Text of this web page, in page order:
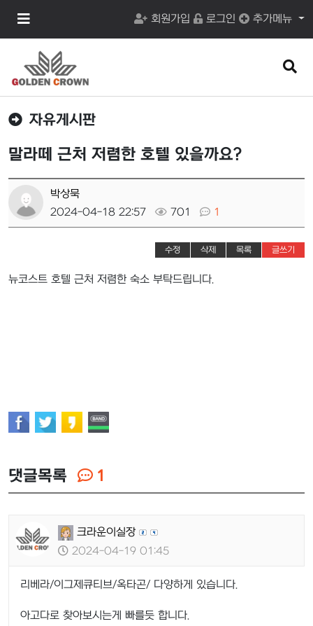
메
회원가입 로그인 추가메뉴
검
버
자유게시판
말라떼 근처 저렴한 호텔 있을까요?
박상묵
2024-04-18 22:57
701 1
수정 삭제 목록 글쓰기
뉴코스트 호텔 근처 저렴한 숙소 부탁드립니다.
댓글목록 1
크라운이실장
2024-04-19 01:45
리베라/이그제큐티브/옥타곤/ 다양하게 있습니다.
아고다로 찾아보시는게 빠를듯 합니다.